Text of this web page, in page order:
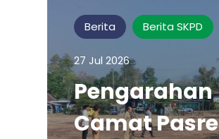
Berita Berita SKPD
27 Jul 2026
Pengarahan
Camat